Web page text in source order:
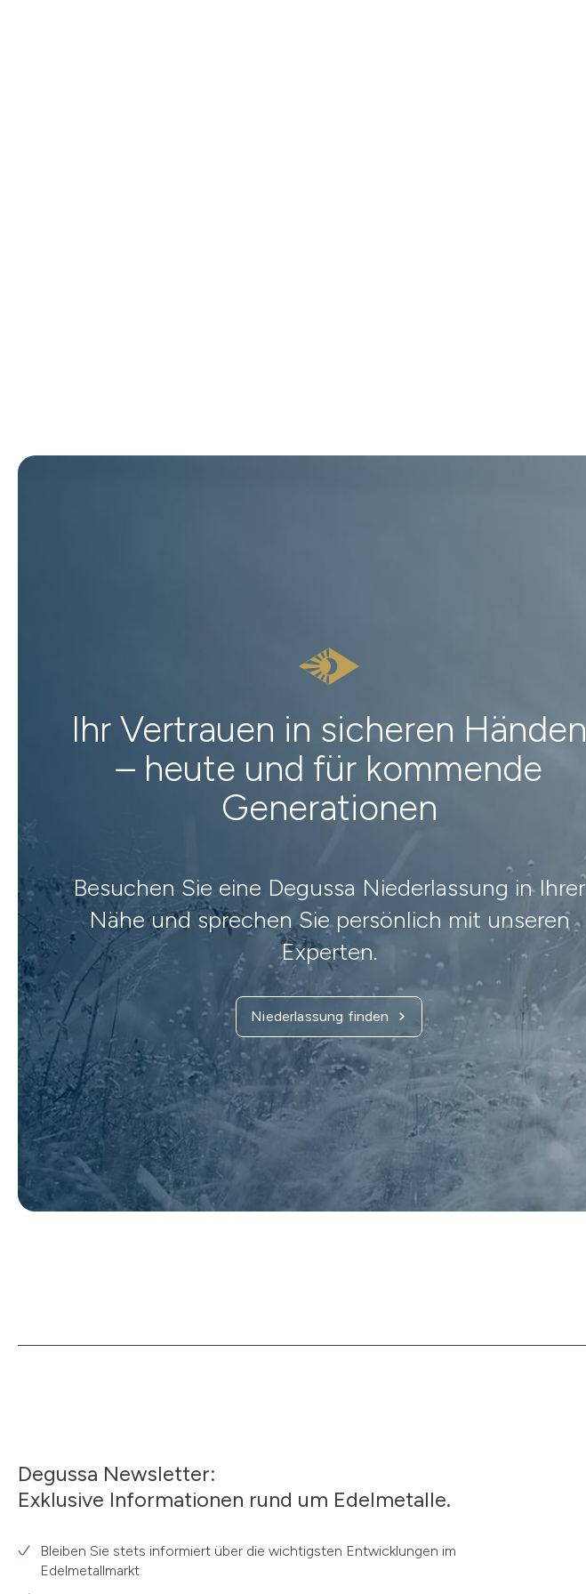
Ihr Vertrauen in sicheren Händen
– heute und für kommende
Generationen
Besuchen Sie eine Degussa Niederlassung in Ihrer
Nähe und sprechen Sie persönlich mit unseren
Experten.
Niederlassung finden
Degussa Newsletter:
Exklusive Informationen rund um Edelmetalle.
Bleiben Sie stets informiert über die wichtigsten Entwicklungen im
Edelmetallmarkt